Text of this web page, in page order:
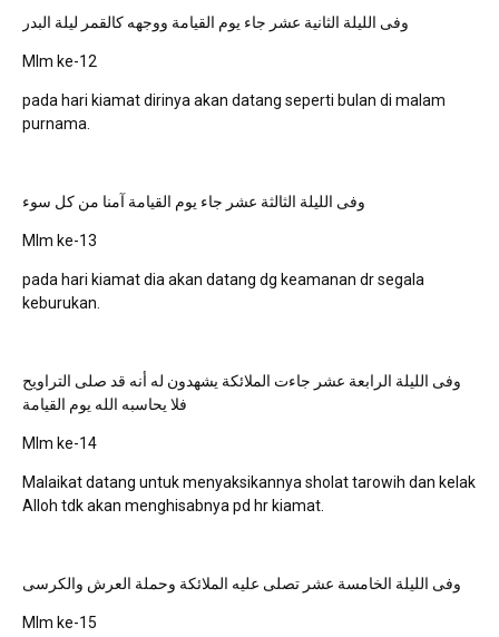
وفى الليلة الثانية عشر جاء يوم القيامة ووجهه كالقمر ليلة البدر
Mlm ke-12
pada hari kiamat dirinya akan datang seperti bulan di malam
purnama.
وفى الليلة الثالثة عشر جاء يوم القيامة آمنا من كل سوء
Mlm ke-13
pada hari kiamat dia akan datang dg keamanan dr segala
keburukan.
وفى الليلة الرابعة عشر جاءت الملائكة يشهدون له أنه قد صلى التراويح
فلا يحاسبه الله يوم القيامة
Mlm ke-14
Malaikat datang untuk menyaksikannya sholat tarowih dan kelak
Alloh tdk akan menghisabnya pd hr kiamat.
وفى الليلة الخامسة عشر تصلى عليه الملائكة وحملة العرش والكرسى
Mlm ke-15